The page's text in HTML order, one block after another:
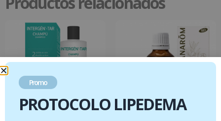
Promo
PROTOCOLO LIPEDEMA